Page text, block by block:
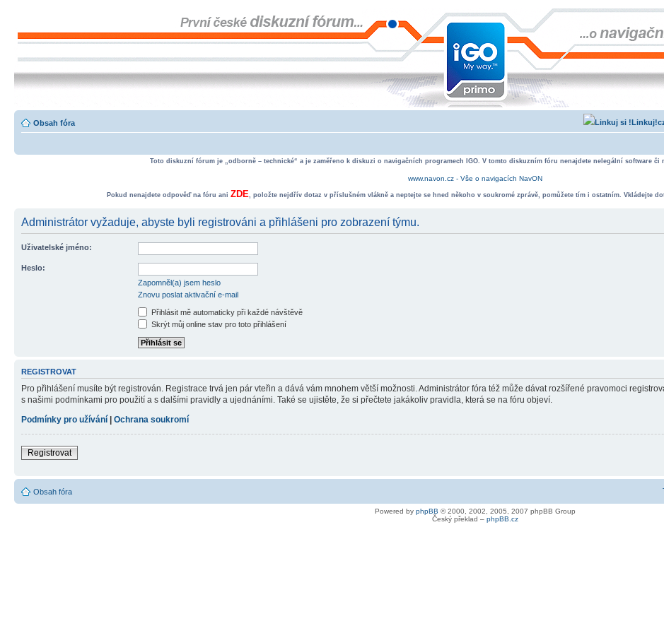
Obsah fóra
Toto diskuzní fórum je „odborně – technické“ a je zaměřeno k diskuzi o navigačních programech IGO. V tomto diskuzním fóru nenajdete nelegální software či
www.navon.cz - Vše o navigacích NavON
Pokud nenajdete odpověď na fóru ani ZDE, položte nejdřív dotaz v příslušném vlákně a neptejte se hned někoho v soukromé zprávě, pomůžete tím i ostatním. Vkládejte
Administrátor vyžaduje, abyste byli registrováni a přihlášeni pro zobrazení týmu.
Uživatelské jméno:
Heslo:
Zapomněl(a) jsem heslo
Znovu poslat aktivační e-mail
Přihlásit mě automaticky při každé návštěvě
Skrýt můj online stav pro toto přihlášení
REGISTROVAT
Pro přihlášení musíte být registrován. Registrace trvá jen pár vteřin a dává vám mnohem větší možnosti. Administrátor fóra též může dávat rozšířené pravomoci
s našimi podmínkami pro použití a s dalšími pravidly a ujednáními. Také se ujistěte, že si přečtete jakákoliv pravidla, která se na fóru objeví.
Podmínky pro užívání | Ochrana soukromí
Registrovat
Obsah fóra
Powered by phpBB © 2000, 2002, 2005, 2007 phpBB Group
Český překlad – phpBB.cz